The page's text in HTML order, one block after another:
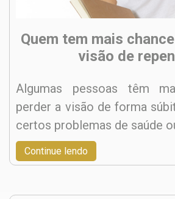
Quem tem mais
visão de
Algumas pessoas têm
perder a visão de forma
certos problemas de saúde
Continue lendo